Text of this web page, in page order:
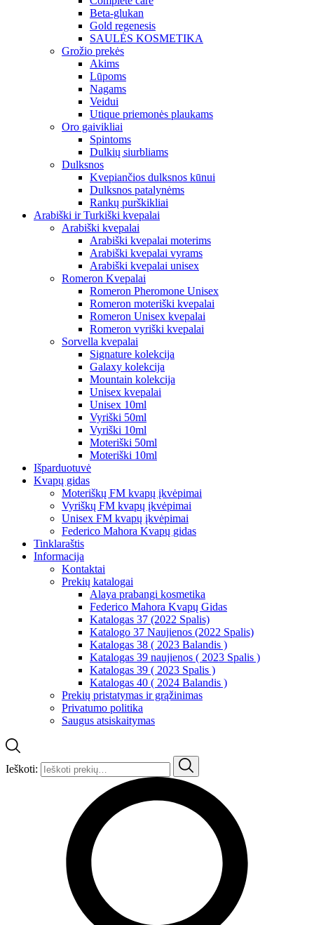
Beta-glukan
Gold regenesis
SAULĖS KOSMETIKA
Grožio prekės
Akims
Lūpoms
Nagams
Veidui
Utique priemonės plaukams
Oro gaivikliai
Spintoms
Dulkių siurbliams
Dulksnos
Kvepiančios dulksnos kūnui
Dulksnos patalynėms
Rankų purškikliai
Arabiški ir Turkiški kvepalai
Arabiški kvepalai
Arabiški kvepalai moterims
Arabiški kvepalai vyrams
Arabiški kvepalai unisex
Romeron Kvepalai
Romeron Pheromone Unisex
Romeron moteriški kvepalai
Romeron Unisex kvepalai
Romeron vyriški kvepalai
Sorvella kvepalai
Signature kolekcija
Galaxy kolekcija
Mountain kolekcija
Unisex kvepalai
Unisex 10ml
Vyriški 50ml
Vyriški 10ml
Moteriški 50ml
Moteriški 10ml
Išparduotuvė
Kvapų gidas
Moteriškų FM kvapų įkvėpimai
Vyriškų FM kvapų įkvėpimai
Unisex FM kvapų įkvėpimai
Federico Mahora Kvapų gidas
Tinklaraštis
Informacija
Kontaktai
Prekių katalogai
Alaya prabangi kosmetika
Federico Mahora Kvapų Gidas
Katalogas 37 (2022 Spalis)
Katalogo 37 Naujienos (2022 Spalis)
Katalogas 38 ( 2023 Balandis )
Katalogas 39 naujienos ( 2023 Spalis )
Katalogas 39 ( 2023 Spalis )
Katalogas 40 ( 2024 Balandis )
Prekių pristatymas ir grąžinimas
Privatumo politika
Saugus atsiskaitymas
Ieškoti: